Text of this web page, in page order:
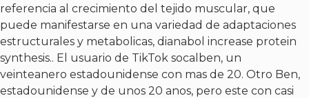
referencia al crecimiento del tejido muscular, que
puede manifestarse en una variedad de adaptaciones
estructurales y metabolicas, dianabol increase protein
synthesis.. El usuario de TikTok socalben, un
veinteanero estadounidense con mas de 20. Otro Ben,
estadounidense y de unos 20 anos, pero este con casi